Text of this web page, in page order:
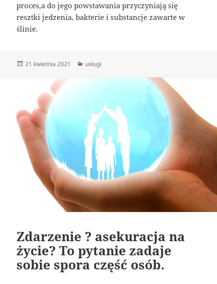
proces,a do jego powstawania przyczyniają się
resztki jedzenia, bakterie i substancje zawarte w
ślinie.
Data
21 kwietnia 2021 Kategorie
usługi
Zdarzenie ? asekuracja na
życie? To pytanie zadaje
sobie spora część osób.